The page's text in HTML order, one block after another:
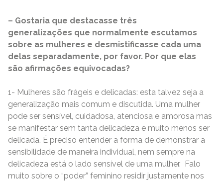
– Gostaria que destacasse três
generalizações que normalmente escutamos
sobre as mulheres e desmistificasse cada uma
delas separadamente, por favor. Por que elas
são afirmações equivocadas?
1- Mulheres são frágeis e delicadas: esta talvez seja a
generalização mais comum e discutida. Uma mulher
pode ser sensível, cuidadosa, atenciosa e amorosa mas
se manifestar sem tanta delicadeza e muito menos ser
delicada. É preciso entender a forma de demonstrar a
sensibilidade de maneira individual, nem sempre na
delicadeza está o lado sensível de uma mulher. Falo
muito sobre o “poder” feminino residir justamente nos